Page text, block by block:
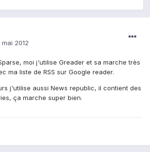
mai 2012
moi j'utilise Greader et sa marche très
ma liste de RSS sur Google reader.
j'utilise aussi News republic, il contient des
ça marche super bien.